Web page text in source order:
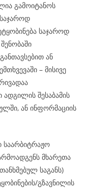
გამოიტანოს
საჯაროდ
ან
– მისივე
შესაბამის
ან ინფორმაციის
მხარეთა
საგანს)
გზავნილის